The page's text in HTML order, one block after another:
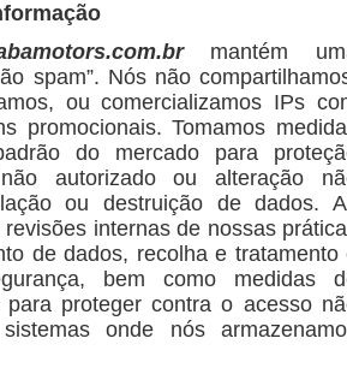
mantém
spam”. Nós não
ou comercializamos IPs
promocionais. Tomamos
do mercado para
autorizado ou alteração
ou destruição de dados.
internas de nossas
de dados, recolha e tratamento
bem como medidas
para proteger contra o acesso
onde nós